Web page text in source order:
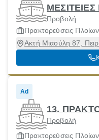
Προβολή
Πρακτορεύσεις
Ακτή Μιαούλη 87,
Ad
13.
Προβολή
Πρακτορεύσεις